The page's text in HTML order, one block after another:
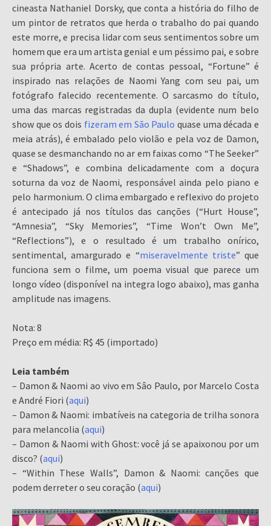
cineasta Nathaniel Dorsky, que conta a história do filho de
um pintor de retratos que herda o trabalho do pai quando
este morre, e precisa lidar com seus sentimentos sobre um
homem que era um artista genial e um péssimo pai, e sobre
sua própria arte. Acerto de contas pessoal, “Fortune” é
inspirado nas relações de Naomi Yang com seu pai, um
fotógrafo falecido recentemente. O sarcasmo do título,
uma das marcas registradas da dupla (evidente num belo
show que os dois fizeram em São Paulo quase uma década e
meia atrás), é embalado pelo violão e pela voz de Damon,
quase se desmanchando no ar em faixas como “The Seeker”
e “Shadows”, e combina delicadamente com a doçura
soturna da voz de Naomi, responsável ainda pelo piano e
pelo harmonium. O clima embargado e reflexivo do projeto
é antecipado já nos títulos das canções (“Hurt House”,
“Amnesia”, “Sky Memories”, “Time Won’t Own Me”,
“Reflections”), e o resultado é um trabalho onírico,
sentimental, amargurado e “miseravelmente triste” que
funciona sem o filme, um poema visual que parece um
longo vídeo (disponível na integra logo abaixo), mas ganha
amplitude nas imagens.
Nota: 8
Preço em média: R$ 45 (importado)
Leia também
– Damon & Naomi ao vivo em Sâo Paulo, por Marcelo Costa
e André Fiori (aqui)
– Damon & Naomi: imbatíveis na categoria de trilha sonora
para melancolia (aqui)
– Damon & Naomi with Ghost: você já se apaixonou por um
disco? (aqui)
– “Within These Walls”, Damon & Naomi: canções que
podem derreter o seu coração (aqui)